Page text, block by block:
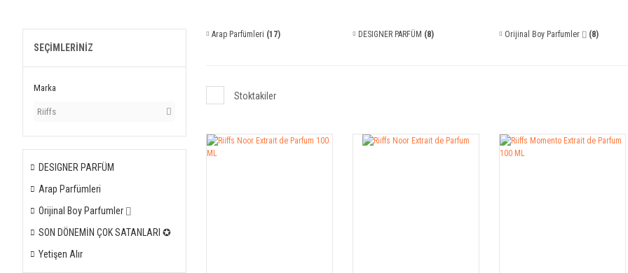
SEÇIMLERINIZ
Marka
Riiffs
DESIGNER PARFÜM
Arap Parfümleri
Orijinal Boy Parfumler ⌷
SON DÖNEMİN ÇOK SATANLARI ✪
Yetişen Alır
Arap Parfümleri (17) DESIGNER PARFÜM (8) Orijinal Boy Parfumler ⌷ (8)
Stoktakiler